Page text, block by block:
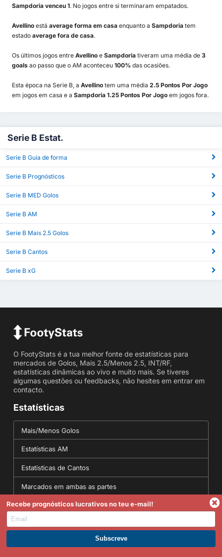
Sampdoria venceu 1. No jogos entre si terminaram empatados.
Avellino está average forma em casa enquanto a Sampdoria tem
estado average fora de casa.
Os últimos jogos entre Avellino e Sampdoria tiveram uma média de 3
goals ao passo que o AM aconteceu 100% das ocasiões.
Esta época na Serie B, a Avellino tem uma média 2.5 Pontos Por Jogo
em jogos em casa e a Sampdoria 1.25 Pontos Por Jogo em jogos fora.
Serie B Estat.
Serie B Guia de forma
Serie B Prognósticos
Serie B MED Golos
Serie B AM
Serie B Mais 2.5 Golos
Serie B Cantos
Serie B xG
O FootyStats é a tua melhor fonte de estatísticas para
mercados de Golos, Mais 2.5/Menos 2.5, INT/RF,
estatísticas dinâmicas ao vivo e muito mais. Se tiveres
algumas questões ou feedbacks, não hesites em entrar em
contacto.
Estatísticas
Mais/Menos Golos
Estatísticas AM
Estatísticas de Cantos
Marcados em ambas as partes
Estatísticas placar exato
Ferramentas
Torna-te Premium
Recebe prognósticos lucrativos no teu e-mail!